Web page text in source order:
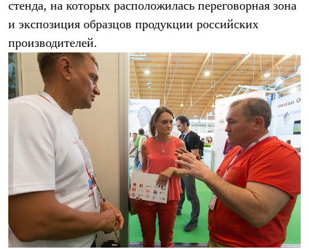
Брюки
Софтшелл одежда
Куртки
Флисовая одежда
Куртки
Брюки
Жилеты
Комбинезоны
Термобелье
Комплект термобелья
Снаряжение
Палатки и тенты
Палатки
Аксессуары для палаток
Рюкзаки
Экспедиционные
Легкоходные
Альпинистские
стенда, на которых расположилась переговорная зона
и экспозиция образцов продукции российских
производителей.